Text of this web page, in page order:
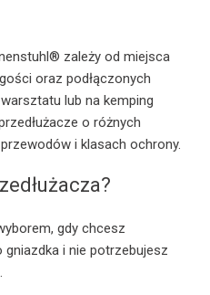
zależy od miejsca
oraz podłączonych
lub na kemping
o różnych
i klasach ochrony.
gdy chcesz
i nie potrzebujesz